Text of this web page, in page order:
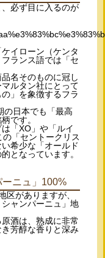
必ず目に入るのが
イローン（ケンタ
ランス語では「セ
名そのものに冠し
ルタン社にとって
」を象徴するフラ
の日本でも「最高
です。
「XO」や「ルイ
「セントークリス
希少な「オールド
となっています。
ニュ」100%
区がありますが、
ャンパーニュ」地
酒は、熟成に非常
芳醇な香りと深み